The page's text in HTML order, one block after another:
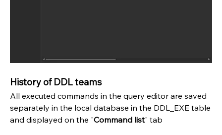
History of DDL teams
All executed commands in the query editor are saved
separately in the local database in the DDL_EXE table
and displayed on the "Command list" tab